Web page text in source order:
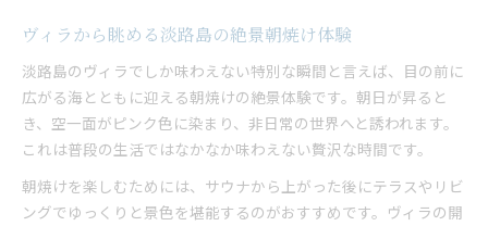
淡路島のヴィラで実現するリフレッシュ空間
サウナ好き注目の本格設備がある滞在先
ヴィラの本格サウナ設備で極上体験を満喫
大人数対応のサウナ付きヴィラの選び方
淡路島ヴィラでグループが楽しむサウナ時間
サウナ好き必見の贅沢なヴィラの魅力
ヴィラならではのサウナと自然の調和体験
ヴィラから眺める淡路島の絶景朝焼け体験
淡路島のヴィラでしか味わえない特別な瞬間と言えば、目の前に
広がる海とともに迎える朝焼けの絶景体験です。朝日が昇ると
き、空一面がピンク色に染まり、非日常の世界へと誘われます。
これは普段の生活ではなかなか味わえない贅沢な時間です。
朝焼けを楽しむためには、サウナから上がった後にテラスやリビ
ングでゆっくりと景色を堪能するのがおすすめです。ヴィラの開